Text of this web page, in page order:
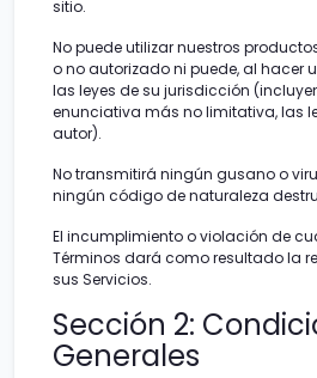
sitio.
No puede utilizar nuestros
o no autorizado ni puede, al hacer
las leyes de su jurisdicción
enunciativa más no limitativa, las
autor).
No transmitirá ningún gusano o
ningún código de naturaleza
El incumplimiento o violación de
Términos dará como resultado la
sus Servicios.
Sección 2:
Generales